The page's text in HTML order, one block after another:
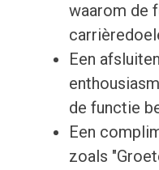
waarom de
Een
de functie
Een
zoals